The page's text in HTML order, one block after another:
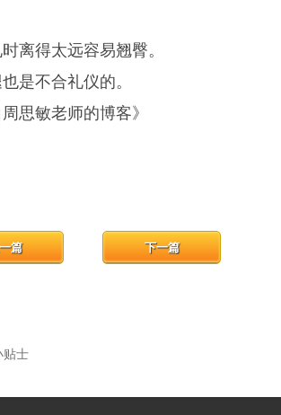
离得太远容易翘臀。
是不合礼仪的。
周思敏老师的博客》
下一篇
贴士
篇